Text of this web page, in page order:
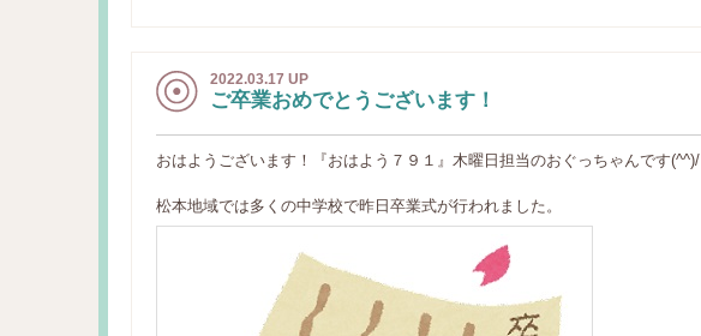
2022.03.17 UP
ご卒業おめでとうございます！
おはようございます！『おはよう７９１』木曜日担当のおぐっちゃんです(^^)/
松本地域では多くの中学校で昨日卒業式が行われました。